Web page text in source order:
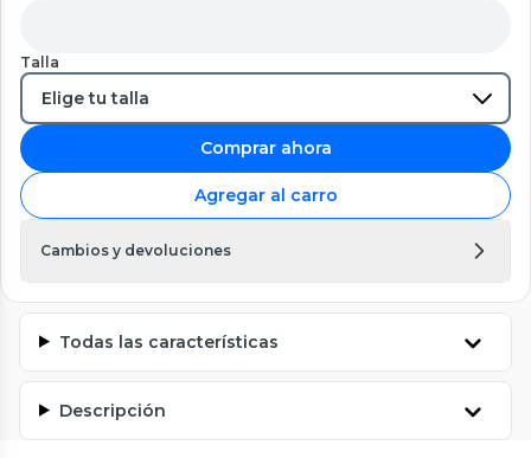
Talla
Comprar ahora
Agregar al carro
Cambios y devoluciones
Todas las características
Descripción